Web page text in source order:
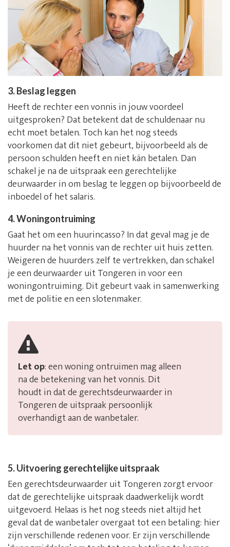
3. Beslag leggen
Heeft de rechter een vonnis in jouw voordeel
uitgesproken? Dat betekent dat de schuldenaar nu
echt moet betalen. Toch kan het nog steeds
voorkomen dat dit niet gebeurt, bijvoorbeeld als de
persoon schulden heeft en niet kán betalen. Dan
schakel je na de uitspraak een gerechtelijke
deurwaarder in om beslag te leggen op bijvoorbeeld de
inboedel of het salaris.
4. Woningontruiming
Gaat het om een huurincasso? In dat geval mag je de
huurder na het vonnis van de rechter uit huis zetten.
Weigeren de huurders zelf te vertrekken, dan schakel
je een deurwaarder uit Tongeren in voor een
woningontruiming. Dit gebeurt vaak in samenwerking
met de politie en een slotenmaker.
Let op: een woning ontruimen mag alleen
na de betekening van het vonnis. Dit
houdt in dat de gerechtsdeurwaarder in
Tongeren de uitspraak persoonlijk
overhandigt aan de wanbetaler.
5. Uitvoering gerechtelijke uitspraak
Een gerechtsdeurwaarder uit Tongeren zorgt ervoor
dat de gerechtelijke uitspraak daadwerkelijk wordt
uitgevoerd. Helaas is het nog steeds niet altijd het
geval dat de wanbetaler overgaat tot een betaling: hier
zijn verschillende redenen voor. Er zijn verschillende